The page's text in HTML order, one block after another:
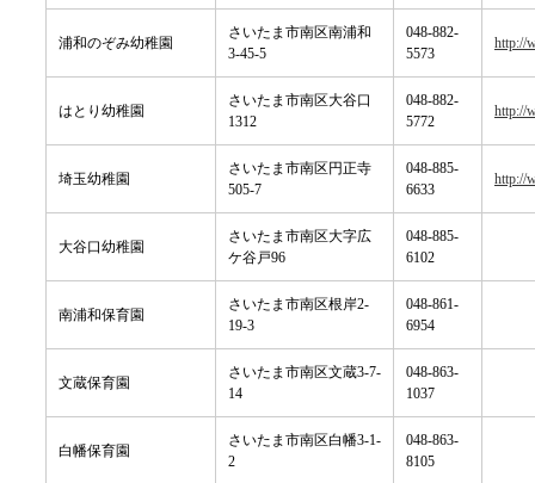
浦和のぞみ幼稚園
さいたま市南区南浦和
3-45-5
048-882-
5573
http://
はとり幼稚園
さいたま市南区大谷口
1312
048-882-
5772
http://
埼玉幼稚園
さいたま市南区円正寺
505-7
048-885-
6633
http://
大谷口幼稚園
さいたま市南区大字広
ケ谷戸96
048-885-
6102
南浦和保育園
さいたま市南区根岸2-
19-3
048-861-
6954
文蔵保育園
さいたま市南区文蔵3-7-
14
048-863-
1037
白幡保育園
さいたま市南区白幡3-1-
2
048-863-
8105